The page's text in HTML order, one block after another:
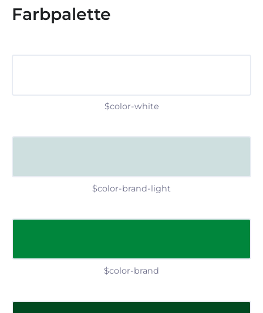
Farbpalette
$color-white
$color-brand-light
$color-brand